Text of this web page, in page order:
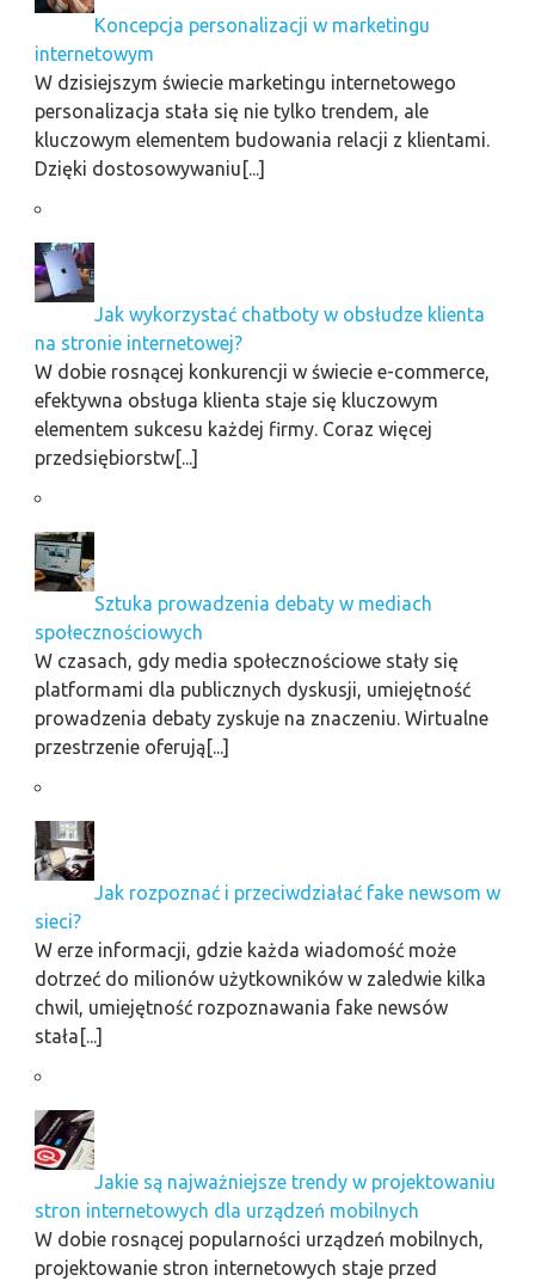
Koncepcja personalizacji w marketingu
internetowym
W dzisiejszym świecie marketingu internetowego
personalizacja stała się nie tylko trendem, ale
kluczowym elementem budowania relacji z klientami.
Dzięki dostosowywaniu[...]
Jak wykorzystać chatboty w obsłudze klienta
na stronie internetowej?
W dobie rosnącej konkurencji w świecie e-commerce,
efektywna obsługa klienta staje się kluczowym
elementem sukcesu każdej firmy. Coraz więcej
przedsiębiorstw[...]
Sztuka prowadzenia debaty w mediach
społecznościowych
W czasach, gdy media społecznościowe stały się
platformami dla publicznych dyskusji, umiejętność
prowadzenia debaty zyskuje na znaczeniu. Wirtualne
przestrzenie oferują[...]
Jak rozpoznać i przeciwdziałać fake newsom w
sieci?
W erze informacji, gdzie każda wiadomość może
dotrzeć do milionów użytkowników w zaledwie kilka
chwil, umiejętność rozpoznawania fake newsów
stała[...]
Jakie są najważniejsze trendy w projektowaniu
stron internetowych dla urządzeń mobilnych
W dobie rosnącej popularności urządzeń mobilnych,
projektowanie stron internetowych staje przed